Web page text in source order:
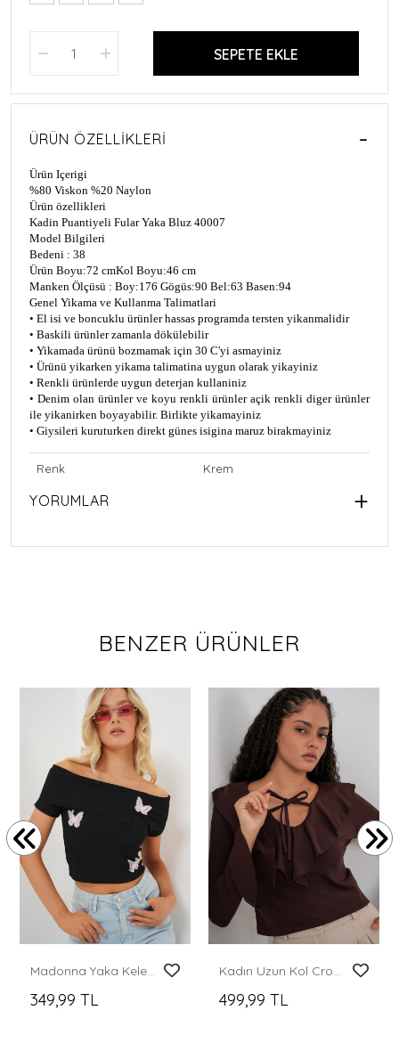
SEPETE EKLE
ÜRÜN ÖZELLIKLERI
Ürün Içerigi
%80 Viskon %20 Naylon
Ürün özellikleri
Kadin Puantiyeli Fular Yaka Bluz 40007
Model Bilgileri
Bedeni : 38
Ürün Boyu:72 cmKol Boyu:46 cm
Manken Ölçüsü : Boy:176 Gögüs:90 Bel:63 Basen:94
Genel Yikama ve Kullanma Talimatlari
• El isi ve boncuklu ürünler hassas programda tersten yikanmalidir
• Baskili ürünler zamanla dökülebilir
• Yikamada ürünü bozmamak için 30 C'yi asmayiniz
• Ürünü yikarken yikama talimatina uygun olarak yikayiniz
• Renkli ürünlerde uygun deterjan kullaniniz
• Denim olan ürünler ve koyu renkli ürünler açik renkli diger ürünler
ile yikanirken boyayabilir. Birlikte yikamayiniz
• Giysileri kuruturken direkt günes isigina maruz birakmayiniz
Renk Krem
YORUMLAR
BENZER ÜRÜNLER
Madonna Yaka Kelebek Detaylı Bluz 957 - Siyah
349,99 TL
Kadın Uzun Kol Crop Bluz 979 - Kahverengi
499,99 TL